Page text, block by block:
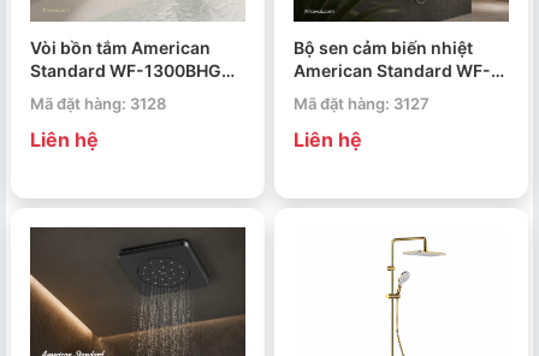
Vòi bồn tắm American
Standard WF-1300BHG
Acacia Evolution
Mã đặt hàng: 3128
Liên hệ
Bộ sen cảm biến nhiệt
American Standard WF-
4956BHG EasySet
Exposed 3-Way Brushed
Hard Graphite
Mã đặt hàng: 3127
Liên hệ